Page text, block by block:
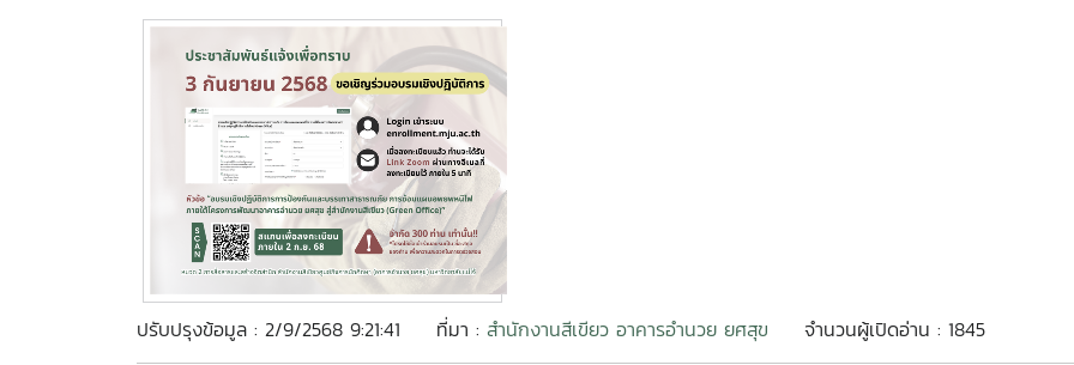
ปรับปรุงข้อมูล : 2/9/2568 9:21:41 ที่มา : สำนักงานสีเขียว อาคารอำนวย ยศสุข จำนวนผู้เปิดอ่าน : 1845